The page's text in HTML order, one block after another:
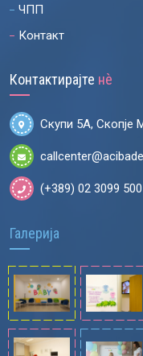
ЧПП
Контакт
Контактирајте нѐ
Скупи 5А, Скопје
(+389) 02 3099 500
Галерија